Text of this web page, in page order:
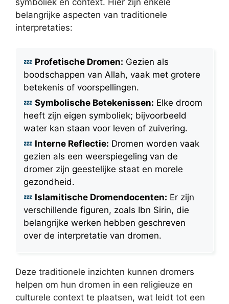
symboliek en context. Hier zijn enkele
belangrijke aspecten van traditionele
interpretaties:
Profetische Dromen: Gezien als
boodschappen van Allah, vaak met grotere
betekenis of voorspellingen.
Symbolische Betekenissen: Elke droom
heeft zijn eigen symboliek; bijvoorbeeld
water kan staan voor leven of zuivering.
Interne Reflectie: Dromen worden vaak
gezien als een weerspiegeling van de
dromer zijn geestelijke staat en morele
gezondheid.
Islamitische Dromendocenten: Er zijn
verschillende figuren, zoals Ibn Sirin, die
belangrijke werken hebben geschreven
over de interpretatie van dromen.
Deze traditionele inzichten kunnen dromers
helpen om hun dromen in een religieuze en
culturele context te plaatsen, wat leidt tot een